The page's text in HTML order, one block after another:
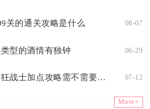
关的通关攻略是什么 08-07
型的酒情有独钟 06-29
英雄联盟手游狂战士加点攻略需不需要重视 07-12
More+